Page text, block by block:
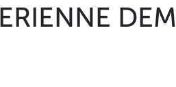
contre paiement de 3
- Alger Numéro
technique et offre